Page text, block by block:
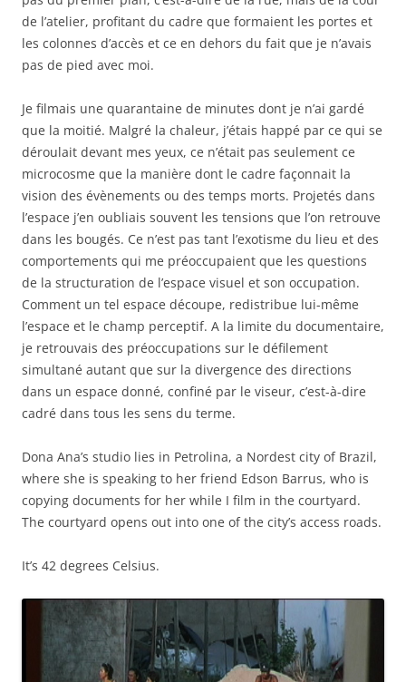
de l’atelier, profitant du cadre que formaient les portes et
les colonnes d’accès et ce en dehors du fait que je n’avais
pas de pied avec moi.
Je filmais une quarantaine de minutes dont je n’ai gardé
que la moitié. Malgré la chaleur, j’étais happé par ce qui se
déroulait devant mes yeux, ce n’était pas seulement ce
microcosme que la manière dont le cadre façonnait la
vision des évènements ou des temps morts. Projetés dans
l’espace j’en oubliais souvent les tensions que l’on retrouve
dans les bougés. Ce n’est pas tant l’exotisme du lieu et des
comportements qui me préoccupaient que les questions
de la structuration de l’espace visuel et son occupation.
Comment un tel espace découpe, redistribue lui-même
l’espace et le champ perceptif. A la limite du documentaire,
je retrouvais des préoccupations sur le défilement
simultané autant que sur la divergence des directions
dans un espace donné, confiné par le viseur, c’est-à-dire
cadré dans tous les sens du terme.
Dona Ana’s studio lies in Petrolina, a Nordest city of Brazil,
where she is speaking to her friend Edson Barrus, who is
copying documents for her while I film in the courtyard.
The courtyard opens out into one of the city’s access roads.
It’s 42 degrees Celsius.